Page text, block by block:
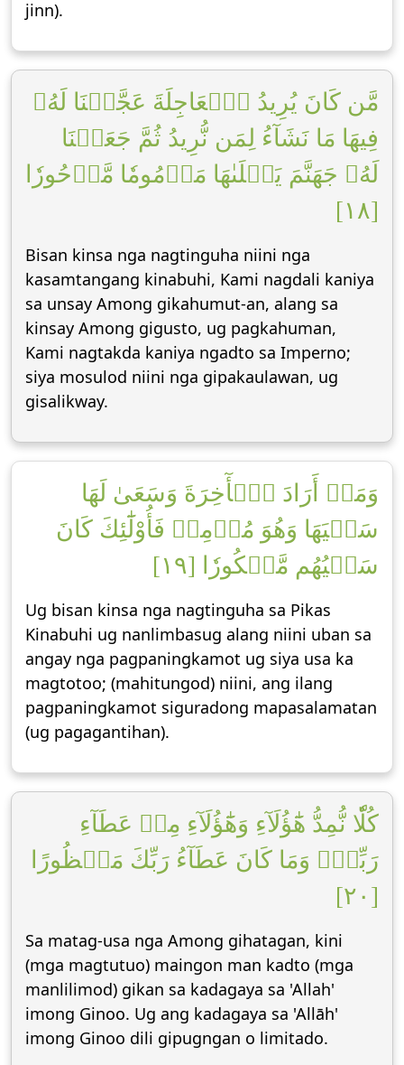
jinn).
مَّن كَانَ يُرِيدُ ٱلۡعَاجِلَةَ عَجَّلۡنَا لَهُۥ
فِيهَا مَا نَشَآءُ لِمَن نُّرِيدُ ثُمَّ جَعَلۡنَا
لَهُۥ جَهَنَّمَ يَصۡلَىٰهَا مَذۡمُومٗا مَّدۡحُورٗا
[١٨]
Bisan kinsa nga nagtinguha niini nga
kasamtangang kinabuhi, Kami nagdali kaniya
sa unsay Among gikahumut-an, alang sa
kinsay Among gigusto, ug pagkahuman,
Kami nagtakda kaniya ngadto sa Imperno;
siya mosulod niini nga gipakaulawan, ug
gisalikway.
وَمَنۡ أَرَادَ ٱلۡأٓخِرَةَ وَسَعَىٰ لَهَا
سَعۡيَهَا وَهُوَ مُؤۡمِنٞ فَأُوْلَٰٓئِكَ كَانَ
سَعۡيُهُم مَّشۡكُورٗا [١٩]
Ug bisan kinsa nga nagtinguha sa Pikas
Kinabuhi ug nanlimbasug alang niini uban sa
angay nga pagpaningkamot ug siya usa ka
magtotoo; (mahitungod) niini, ang ilang
pagpaningkamot siguradong mapasalamatan
(ug pagagantihan).
كُلّٗا نُّمِدُّ هَٰٓؤُلَآءِ وَهَٰٓؤُلَآءِ مِنۡ عَطَآءِ
رَبِّكَۚ وَمَا كَانَ عَطَآءُ رَبِّكَ مَحۡظُورًا
[٢٠]
Sa matag-usa nga Among gihatagan, kini
(mga magtutuo) maingon man kadto (mga
manlilimod) gikan sa kadagaya sa 'Allah'
imong Ginoo. Ug ang kadagaya sa 'Allāh'
imong Ginoo dili gipugngan o limitado.